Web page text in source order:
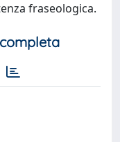
fraseologica.